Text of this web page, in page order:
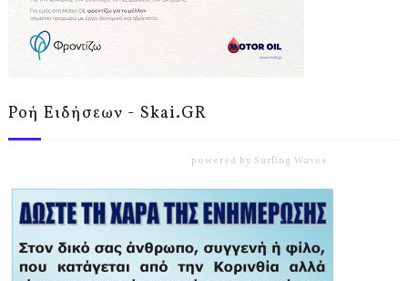
Ροή Ειδήσεων - Skai.GR
powered by Surfing Waves